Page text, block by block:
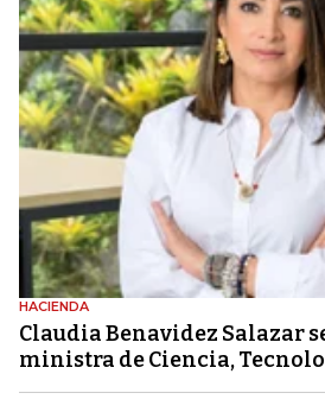
HACIENDA
Claudia Benavidez Salazar
ministra de Ciencia,